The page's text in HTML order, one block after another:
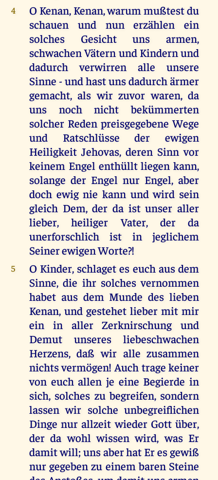
4
O Kenan, Kenan, warum mußtest du
schauen und nun erzählen ein
solches Gesicht uns armen,
schwachen Vätern und Kindern und
dadurch verwirren alle unsere
Sinne - und hast uns dadurch ärmer
gemacht, als wir zuvor waren, da
uns noch nicht bekümmerten
solcher Reden preisgegebene Wege
und Ratschlüsse der ewigen
Heiligkeit Jehovas, deren Sinn vor
keinem Engel enthüllt liegen kann,
solange der Engel nur Engel, aber
doch ewig nie kann und wird sein
gleich Dem, der da ist unser aller
lieber, heiliger Vater, der da
unerforschlich ist in jeglichem
Seiner ewigen Worte?!
5
O Kinder, schlaget es euch aus dem
Sinne, die ihr solches vernommen
habet aus dem Munde des lieben
Kenan, und gestehet lieber mit mir
ein in aller Zerknirschung und
Demut unseres liebeschwachen
Herzens, daß wir alle zusammen
nichts vermögen! Auch trage keiner
von euch allen je eine Begierde in
sich, solches zu begreifen, sondern
lassen wir solche unbegreiflichen
Dinge nur allzeit wieder Gott über,
der da wohl wissen wird, was Er
damit will; uns aber hat Er es gewiß
nur gegeben zu einem baren Steine